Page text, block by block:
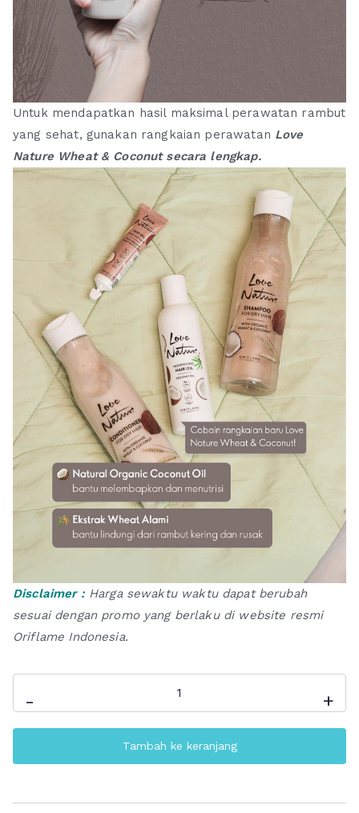
9
0
0
.
9
0
0
.
Untuk mendapatkan hasil maksimal perawatan rambut
yang sehat, gunakan rangkaian perawatan Love
Nature Wheat & Coconut secara lengkap.
Disclaimer :Harga sewaktu waktu dapat berubah
sesuai dengan promo yang berlaku di website resmi
Oriflame Indonesia.
-
Love
Nature
+
Tambah ke keranjang